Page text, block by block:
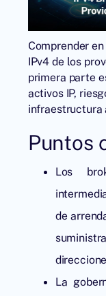
Comprender
IPv4 de los
primera parte
activos IP,
infraestructura
Puntos
Los
de
La